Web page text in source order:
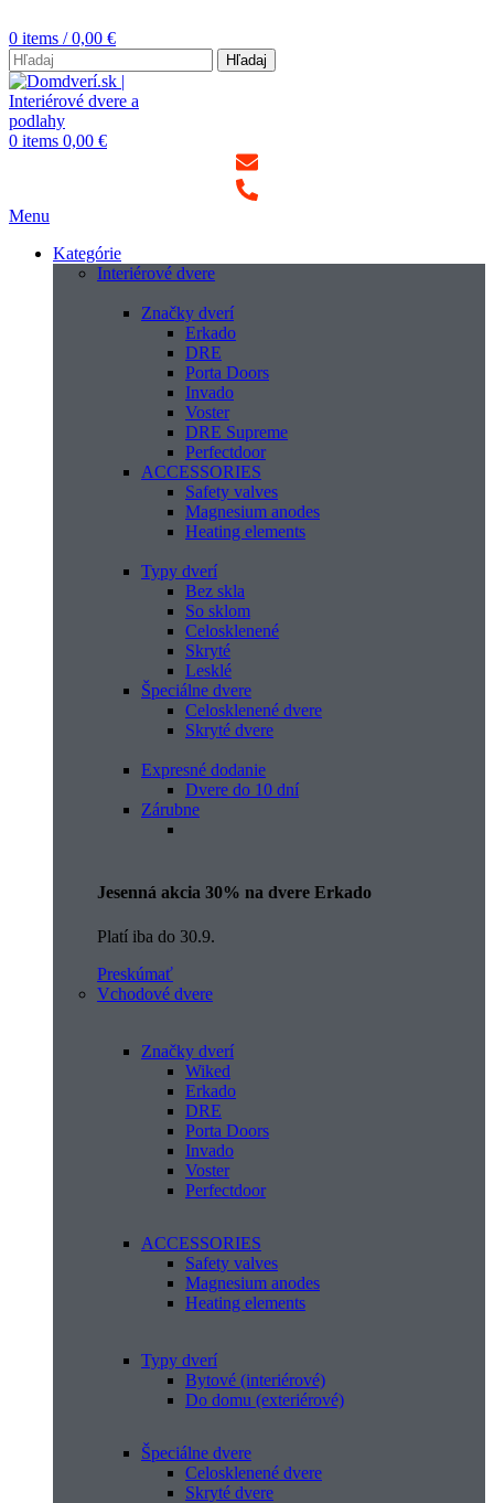
0 items / 0,00 €
Hľadaj
0 items 0,00 €
Menu
Kategórie
Interiérové dvere
Značky dverí
Erkado
DRE
Porta Doors
Invado
Voster
DRE Supreme
Perfectdoor
ACCESSORIES
Safety valves
Magnesium anodes
Heating elements
Typy dverí
Bez skla
So sklom
Celosklenené
Skryté
Lesklé
Špeciálne dvere
Celosklenené dvere
Skryté dvere
Expresné dodanie
Dvere do 10 dní
Zárubne
Jesenná akcia 30% na dvere Erkado
Platí iba do 30.9.
Preskúmať
Vchodové dvere
Značky dverí
Wiked
Erkado
DRE
Porta Doors
Invado
Voster
Perfectdoor
ACCESSORIES
Safety valves
Magnesium anodes
Heating elements
Typy dverí
Bytové (interiérové)
Do domu (exteriérové)
Špeciálne dvere
Celosklenené dvere
Skryté dvere